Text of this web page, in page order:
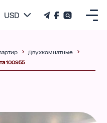
USD
Двухкомнатные
100955